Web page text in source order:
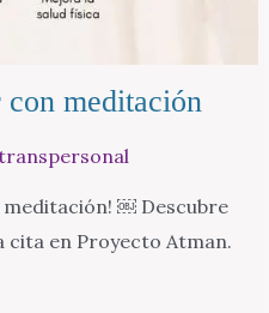
meditación
meditación! ￼ Descubre
cita en Proyecto Atman.